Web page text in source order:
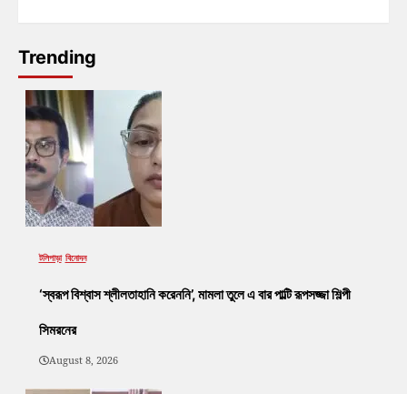
Trending
টলিপাড়া বিনোদন
‘স্বরূপ বিশ্বাস শ্লীলতাহানি করেননি’, মামলা তুলে এ বার পাল্টি রূপসজ্জা শিল্পী
সিমরনের
August 8, 2026